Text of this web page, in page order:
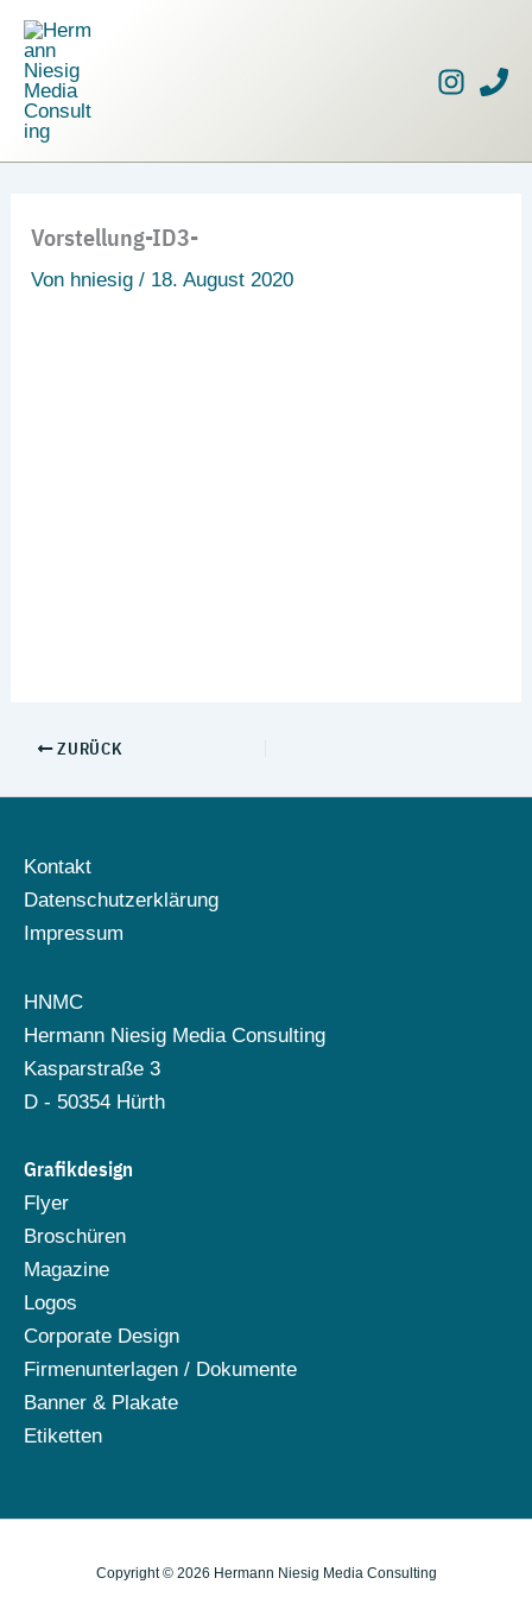
Zum
Inhalt
springen
Vorstellung-ID3-
Von hniesig/ 18. August 2020
ZURÜCK
Kontakt
Datenschutzerklärung
Impressum
HNMC
Hermann Niesig Media Consulting
Kasparstraße 3
D - 50354 Hürth
Grafikdesign
Flyer
Broschüren
Magazine
Logos
Corporate Design
Firmenunterlagen / Dokumente
Banner & Plakate
Etiketten
Copyright © 2026 Hermann Niesig Media Consulting